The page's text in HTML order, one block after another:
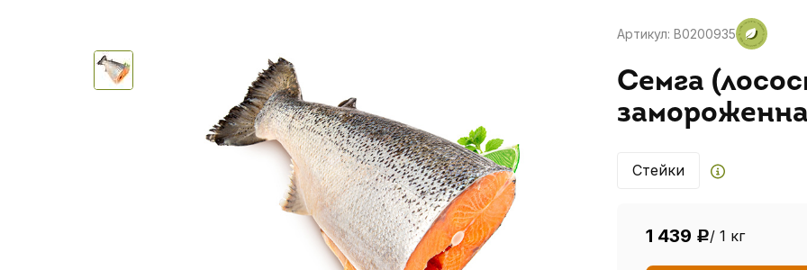
Артикул: B0200935
Семга
Стейки
1 439 Р/ 1 кг